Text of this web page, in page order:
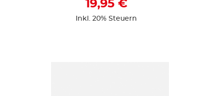
19,95 €
Inkl. 20% Steuern